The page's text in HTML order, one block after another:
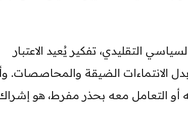
التقليدي، تفكير يُعيد الاعتبار
بدل الانتماءات الضيقة والمحاصصات.
أو التعامل معه بحذر مفرط، هو